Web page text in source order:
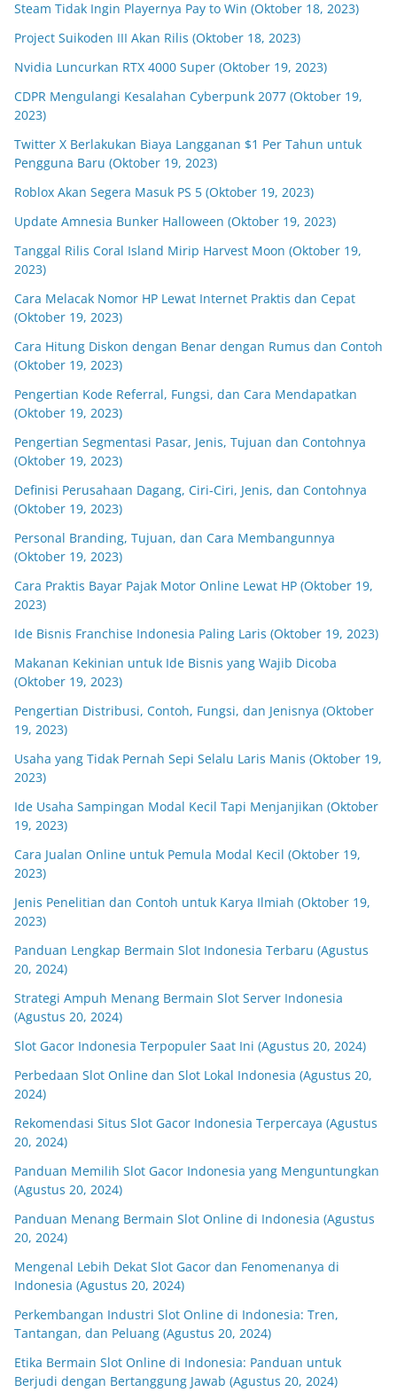
Steam Tidak Ingin Playernya Pay to Win (Oktober 18, 2023)
Project Suikoden III Akan Rilis (Oktober 18, 2023)
Nvidia Luncurkan RTX 4000 Super (Oktober 19, 2023)
CDPR Mengulangi Kesalahan Cyberpunk 2077 (Oktober 19,
2023)
Twitter X Berlakukan Biaya Langganan $1 Per Tahun untuk
Pengguna Baru (Oktober 19, 2023)
Roblox Akan Segera Masuk PS 5 (Oktober 19, 2023)
Update Amnesia Bunker Halloween (Oktober 19, 2023)
Tanggal Rilis Coral Island Mirip Harvest Moon (Oktober 19,
2023)
Cara Melacak Nomor HP Lewat Internet Praktis dan Cepat
(Oktober 19, 2023)
Cara Hitung Diskon dengan Benar dengan Rumus dan Contoh
(Oktober 19, 2023)
Pengertian Kode Referral, Fungsi, dan Cara Mendapatkan
(Oktober 19, 2023)
Pengertian Segmentasi Pasar, Jenis, Tujuan dan Contohnya
(Oktober 19, 2023)
Definisi Perusahaan Dagang, Ciri-Ciri, Jenis, dan Contohnya
(Oktober 19, 2023)
Personal Branding, Tujuan, dan Cara Membangunnya
(Oktober 19, 2023)
Cara Praktis Bayar Pajak Motor Online Lewat HP (Oktober 19,
2023)
Ide Bisnis Franchise Indonesia Paling Laris (Oktober 19, 2023)
Makanan Kekinian untuk Ide Bisnis yang Wajib Dicoba
(Oktober 19, 2023)
Pengertian Distribusi, Contoh, Fungsi, dan Jenisnya (Oktober
19, 2023)
Usaha yang Tidak Pernah Sepi Selalu Laris Manis (Oktober 19,
2023)
Ide Usaha Sampingan Modal Kecil Tapi Menjanjikan (Oktober
19, 2023)
Cara Jualan Online untuk Pemula Modal Kecil (Oktober 19,
2023)
Jenis Penelitian dan Contoh untuk Karya Ilmiah (Oktober 19,
2023)
Panduan Lengkap Bermain Slot Indonesia Terbaru (Agustus
20, 2024)
Strategi Ampuh Menang Bermain Slot Server Indonesia
(Agustus 20, 2024)
Slot Gacor Indonesia Terpopuler Saat Ini (Agustus 20, 2024)
Perbedaan Slot Online dan Slot Lokal Indonesia (Agustus 20,
2024)
Rekomendasi Situs Slot Gacor Indonesia Terpercaya (Agustus
20, 2024)
Panduan Memilih Slot Gacor Indonesia yang Menguntungkan
(Agustus 20, 2024)
Panduan Menang Bermain Slot Online di Indonesia (Agustus
20, 2024)
Mengenal Lebih Dekat Slot Gacor dan Fenomenanya di
Indonesia (Agustus 20, 2024)
Perkembangan Industri Slot Online di Indonesia: Tren,
Tantangan, dan Peluang (Agustus 20, 2024)
Etika Bermain Slot Online di Indonesia: Panduan untuk
Berjudi dengan Bertanggung Jawab (Agustus 20, 2024)